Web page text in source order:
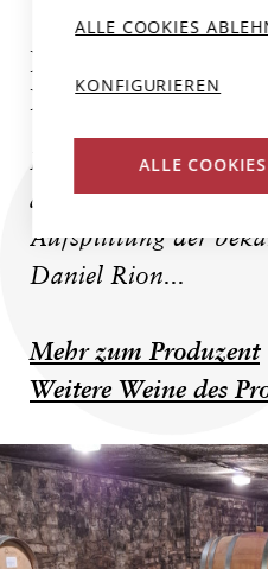
DOMAINE
DELHAUTAL
Eine noch ganz
alten Wurzeln,
Aufsplittung der
Daniel Rion...
Mehr zum Produzent
Weitere Weine des
ALLE COOKIES
KONFIGURIEREN
ALLE